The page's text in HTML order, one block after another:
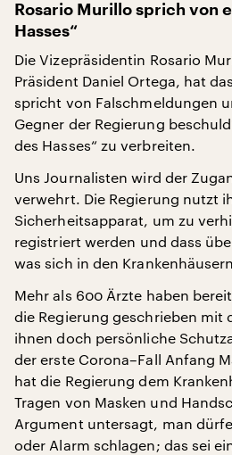
Rosario Murillo sprich von
Hasses“
Die Vizepräsidentin Rosario
Präsident Daniel Ortega, hat
spricht von Falschmeldungen
Gegner der Regierung
des Hasses“ zu verbreiten.
Uns Journalisten wird der
verwehrt. Die Regierung nutzt
Sicherheitsapparat, um zu
registriert werden und dass
was sich in den
Mehr als 600 Ärzte haben
die Regierung geschrieben mit
ihnen doch persönliche
der erste Corona–Fall Anfang
hat die Regierung dem
Tragen von Masken und
Argument untersagt, man
oder Alarm schlagen; das sei